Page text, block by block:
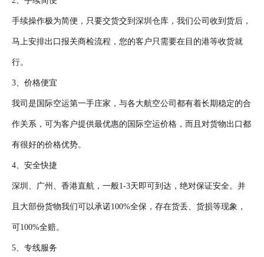
手续操作极为简便，只要交货交到深圳仓库，我们公司收到货后，
马上安排出口报关商检流程，您的客户只需要在目的港等收货就
行。
3、价格便宜
我司是国际空运第一手庄家，与各大航空公司都有着长期稳定的合
作关系，可为客户提供最优惠的国际空运价格，而且对货物出口都
有很好的价格优势。
4、安全快捷
深圳、广州、香港直航，一般1-3天即可到达，绝对保证安全。并
且大部份货物我们可以承诺100%全保，存在货丢、货损等现象，
可100%全赔。
5、专线服务